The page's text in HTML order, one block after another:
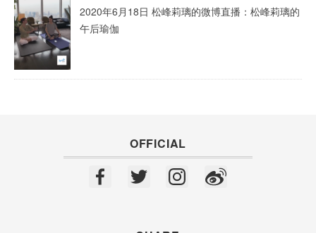
2020年6月18日 松峰莉璃的微博直播：松峰莉璃的
午后瑜伽
OFFICIAL
In